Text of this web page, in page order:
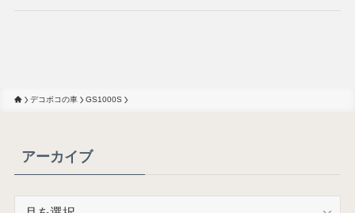
デコボコの車 GS1000S
アーカイブ